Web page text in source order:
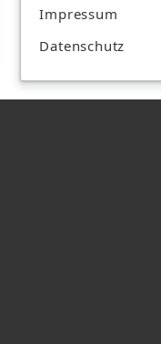
Impressum
Datenschutz